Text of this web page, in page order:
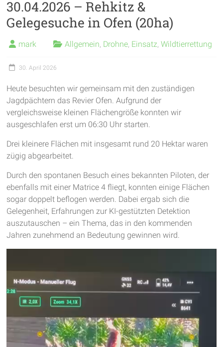
30.04.2026 – Rehkitz &
Gelegesuche in Ofen (20ha)
mark Allgemein, Drohne, Einsatz,Wildtierrettung
30. April 2026
Heute besuchten wir gemeinsam mit den zuständigen
Jagdpächtern das Revier Ofen. Aufgrund der
vergleichsweise kleinen Flächengröße konnten wir
ausgeschlafen erst um 06:30 Uhr starten.
Drei kleinere Flächen mit insgesamt rund 20 Hektar waren
zügig abgearbeitet.
Durch den spontanen Besuch eines bekannten Piloten, der
ebenfalls mit einer Matrice 4 fliegt, konnten einige Flächen
sogar doppelt beflogen werden. Dabei ergab sich die
Gelegenheit, Erfahrungen zur KI-gestützten Detektion
auszutauschen – ein Thema, das in den kommenden
Jahren zunehmend an Bedeutung gewinnen wird.